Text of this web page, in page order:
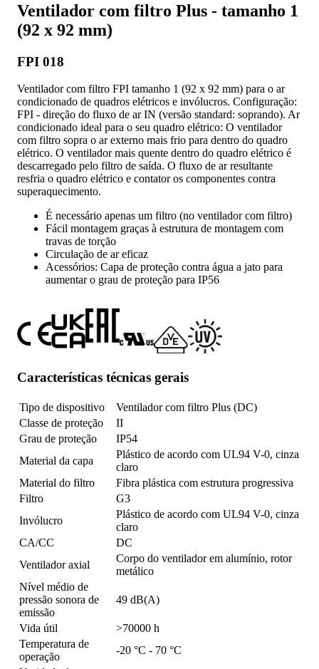
Ventilador com filtro Plus - tamanho 1
(92 x 92 mm)
FPI 018
Ventilador com filtro FPI tamanho 1 (92 x 92 mm) para o ar
condicionado de quadros elétricos e invólucros. Configuração:
FPI - direção do fluxo de ar IN (versão standard: soprando). Ar
condicionado ideal para o seu quadro elétrico: O ventilador
com filtro sopra o ar externo mais frio para dentro do quadro
elétrico. O ventilador mais quente dentro do quadro elétrico é
descarregado pelo filtro de saída. O fluxo de ar resultante
resfria o quadro elétrico e contator os componentes contra
superaquecimento.
É necessário apenas um filtro (no ventilador com filtro)
Fácil montagem graças à estrutura de montagem com
travas de torção
Circulação de ar eficaz
Acessórios: Capa de proteção contra água a jato para
aumentar o grau de proteção para IP56
Características técnicas gerais
Tipo de dispositivo
Ventilador com filtro Plus (DC)
Classe de proteção
II
Grau de proteção
IP54
Material da capa
Plástico de acordo com UL94 V-0, cinza
claro
Material do filtro
Fibra plástica com estrutura progressiva
Filtro
G3
Invólucro
Plástico de acordo com UL94 V-0, cinza
claro
CA/CC
DC
Ventilador axial
Corpo do ventilador em alumínio, rotor
metálico
Nível médio de
pressão sonora de
emissão
49 dB(A)
Vida útil
>70000 h
Temperatura de
operação
-20 °C - 70 °C